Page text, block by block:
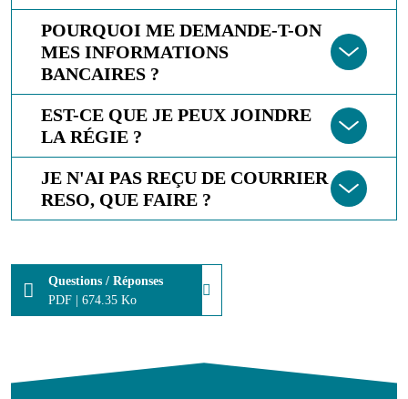
POURQUOI ME DEMANDE-T-ON
MES INFORMATIONS
BANCAIRES ?
EST-CE QUE JE PEUX JOINDRE
LA RÉGIE ?
JE N'AI PAS REÇU DE COURRIER
RESO, QUE FAIRE ?
Questions / Réponses
PDF |674.35 Ko